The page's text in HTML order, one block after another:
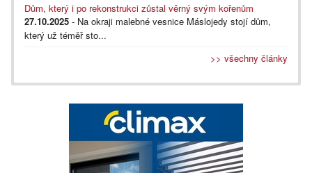
Dům, který i po rekonstrukci zůstal věrný svým kořenům
27.10.2025 - Na okraji malebné vesnice Máslojedy stojí dům,
který už téměř sto...
>> všechny články